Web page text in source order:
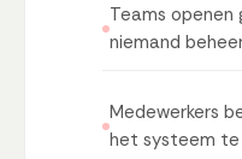
Teams
niemand
Medewerkers
het systeem te